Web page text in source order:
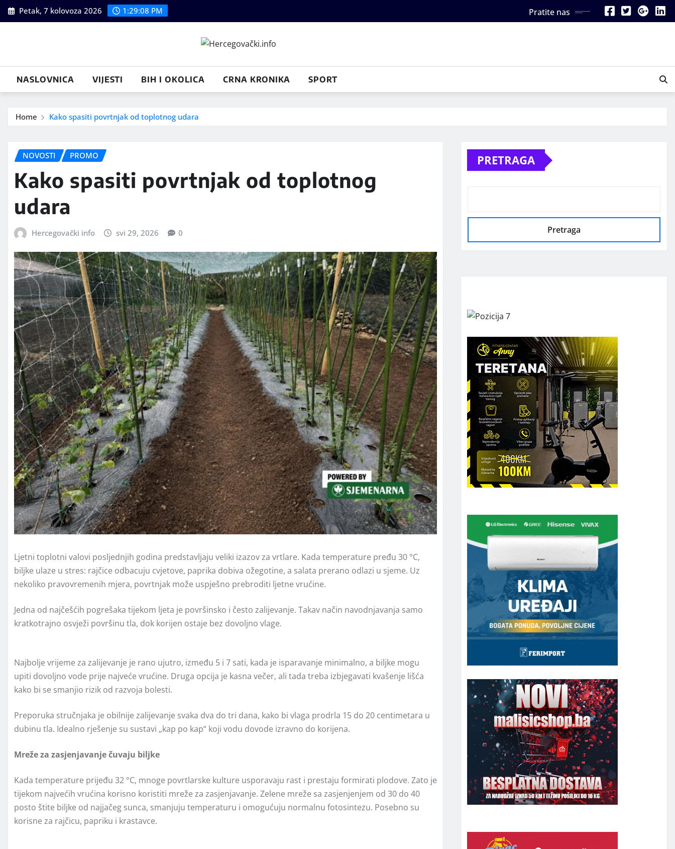
Skip
to
Petak, 7 kolovoza 2026 1:29:09 PM Pratite nas
NASLOVNICA VIJESTI BIH I OKOLICA CRNA KRONIKA SPORT
Home Kako spasiti povrtnjak od toplotnog udara
NOVOSTI PROMO
Kako spasiti povrtnjak od toplotnog
udara
Hercegovački info svi 29, 2026 0
Ljetni toplotni valovi posljednjih godina predstavljaju veliki izazov za vrtlare. Kada temperature pređu 30 °C,
biljke ulaze u stres: rajčice odbacuju cvjetove, paprika dobiva ožegotine, a salata prerano odlazi u sjeme. Uz
nekoliko pravovremenih mjera, povrtnjak može uspješno prebroditi ljetne vrućine.
Jedna od najčešćih pogrešaka tijekom ljeta je površinsko i često zalijevanje. Takav način navodnjavanja samo
kratkotrajno osvježi površinu tla, dok korijen ostaje bez dovoljno vlage.
Najbolje vrijeme za zalijevanje je rano ujutro, između 5 i 7 sati, kada je isparavanje minimalno, a biljke mogu
upiti dovoljno vode prije najveće vrućine. Druga opcija je kasna večer, ali tada treba izbjegavati kvašenje lišća
kako bi se smanjio rizik od razvoja bolesti.
Preporuka stručnjaka je obilnije zalijevanje svaka dva do tri dana, kako bi vlaga prodrla 15 do 20 centimetara u
dubinu tla. Idealno rješenje su sustavi „kap po kap“ koji vodu dovode izravno do korijena.
Mreže za zasjenjavanje čuvaju biljke
Kada temperature prijeđu 32 °C, mnoge povrtlarske kulture usporavaju rast i prestaju formirati plodove. Zato je
tijekom najvećih vrućina korisno koristiti mreže za zasjenjavanje. Zelene mreže sa zasjenjenjem od 30 do 40
posto štite biljke od najjačeg sunca, smanjuju temperaturu i omogućuju normalnu fotosintezu. Posebno su
korisne za rajčicu, papriku i krastavce.
PRETRAGA
Pretraga